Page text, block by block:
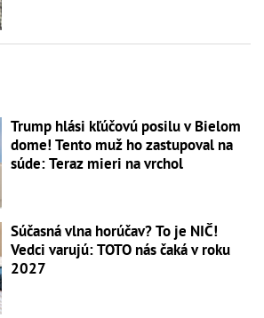
Trump hlási kľúčovú posilu v Bielom
dome! Tento muž ho zastupoval na
súde: Teraz mieri na vrchol
Súčasná vlna horúčav? To je NIČ!
Vedci varujú: TOTO nás čaká v roku
2027